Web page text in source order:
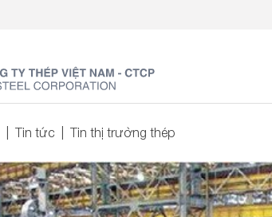
Tin tức Tin thị trường thép